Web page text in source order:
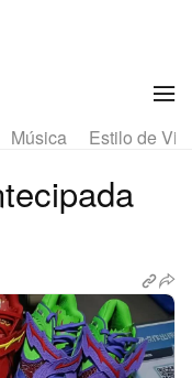
Música Estilo de